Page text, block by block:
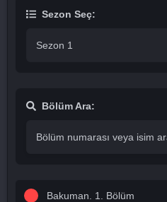
Sezon Seç:
Sezon 1
Bölüm Ara:
Bakuman. 1. Bölüm